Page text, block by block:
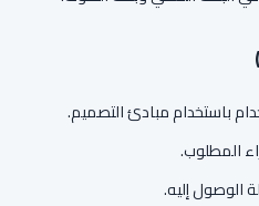
باستخدام مبادئ التصميم.
المطلوب.
إليه.